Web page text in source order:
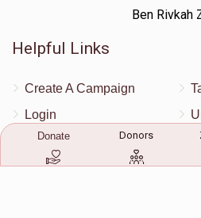
Ben Rivkah
Helpful Links
Create A Campaign
Login
Register
Donate Donors